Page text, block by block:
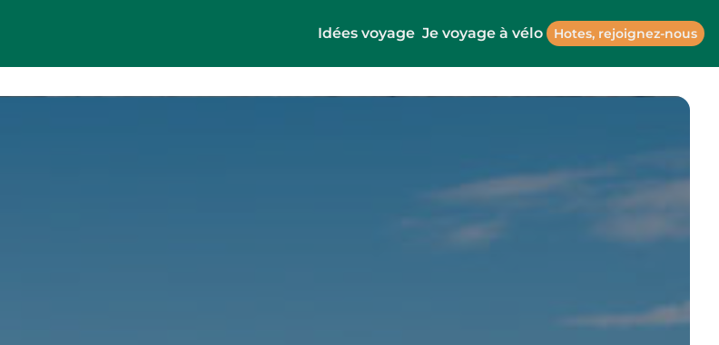
Idées voyage Je voyage à vélo Hotes, rejoignez-nous